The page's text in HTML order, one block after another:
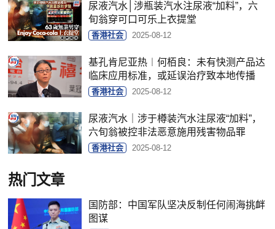
尿液汽水│涉瓶装汽水注尿液“加料”，六
旬翁穿可口可乐上衣提堂
香港社会 2025-08-12
基孔肯尼亚热︱何栢良：未有快测产品达
临床应用标准，或延误治疗致本地传播
香港社会 2025-08-12
尿液汽水｜涉于樽装汽水注尿液“加料”，
六旬翁被控非法恶意施用残害物品罪
香港社会 2025-08-12
热门文章
国防部：中国军队坚决反制任何闹海挑衅
图谋